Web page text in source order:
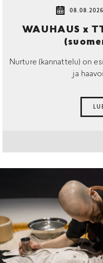
08.08.2026
WAUHAUS x
Nurture (kannattelu) on
ja